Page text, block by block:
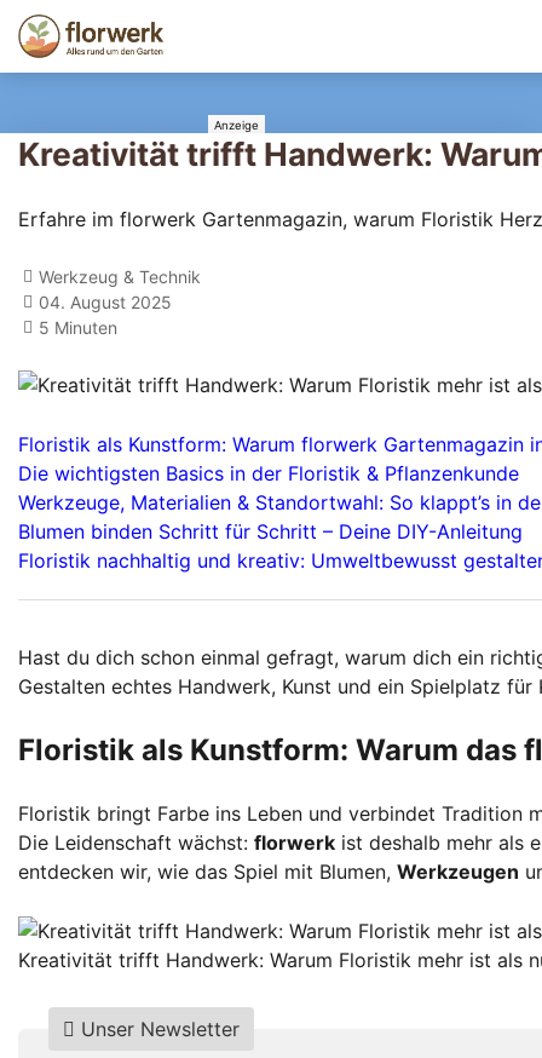
Kreativität trifft Handwerk:
Erfahre im florwerk Gartenmagazin, warum Floristik
Werkzeug & Technik
04. August 2025
5 Minuten
Floristik als Kunstform: Warum florwerk Gartenmagazin
Die wichtigsten Basics in der Floristik & Pflanzenkunde
Werkzeuge, Materialien & Standortwahl: So klappt’s in
Blumen binden Schritt für Schritt – Deine DIY-Anleitung
Floristik nachhaltig und kreativ: Umweltbewusst
Hast du dich schon einmal gefragt, warum dich ein
Gestalten echtes Handwerk, Kunst und ein Spielplatz
Floristik als Kunstform: Warum das
Floristik bringt Farbe ins Leben und verbindet Tradition
Die Leidenschaft wächst: florwerk ist deshalb mehr als
entdecken wir, wie das Spiel mit Blumen, Werkzeugen
Kreativität trifft Handwerk: Warum Floristik mehr ist als
Unser Newsletter